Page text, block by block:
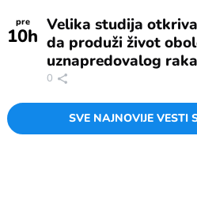
pre
10h Velika studija
da produži život
uznapredovalog
0
SVE NAJNOVIJE VESTI